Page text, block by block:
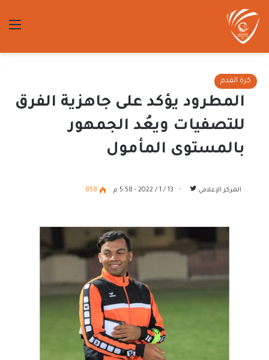
كرة القدم
المطرود يؤكد على جاهزية الفرق
للتصفيات ويعُد الجمهور
بالمستوى المأمول
المركز الإعلامي
تابع
13 / 1 / 2022 - 5:58 م 858